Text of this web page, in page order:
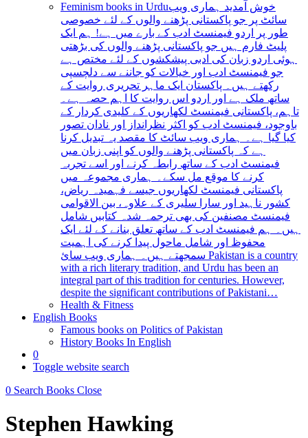
Feminism books in Urduخوش آمدید ہماری ویب
سائٹ پر جو پاکستانی پڑھنے والوں کے لئے خصوصی
طور پر اردو فیمنسٹ ادب کے بارے میں ہے! ہم ایک
پلیٹ فارم ہیں جو پاکستانی پڑھنے والوں کی بڑھتی
ہوئی اردو زبان کی ادبی پیشکشوں کے لئے مختص ہے
جو فیمنسٹ ادب اور خیالات کو جاننے سے دلچسپی
رکھتے ہیں۔ پاکستان ایک ماہر تحریری روایت کے
ساتھ ملک ہے اور اردو اس روایت کا اہم حصہ ہے۔
تاہم، پاکستانی فیمنسٹ لکھاریوں کے کلیدی کردار کے
باوجود، فیمنسٹ ادب کو اکثر نظرانداز اور نادان تصور
کیا گیا ہے۔ ہماری ویب سائٹ کا مقصد یہ تبدیل کرنا
ہے کہ پاکستانی پڑھنے والوں کو اپنی زبان میں
فیمنسٹ ادب کے ساتھ رابطہ کرنے اور اسے تجربہ
کرنے کا موقع مل سکے۔ ہماری مجموعہ میں
پاکستانی فیمنسٹ لکھاریوں جیسے فہمیدہ ریاض،
کشور ناہید اور سارا سلیری کے علاوہ، بین الاقوامی
فیمنسٹ مصنفین کی بھی ترجمہ شدہ کتابیں شامل
ہیں۔ ہم فیمنسٹ ادب کے ساتھ تعلق بنانے کے لئے ایک
محفوظ اور شامل ماحول پیدا کرنے کی اہمیت
سمجھتے ہیں۔ ہماری ویب سائ Pakistan is a country
with a rich literary tradition, and Urdu has been an
integral part of this tradition for centuries. However,
despite the significant contributions of Pakistani…
Health & Fitness
English Books
Famous books on Politics of Pakistan
History Books In English
0
Toggle website search
0 Search Books Close
Stephen Hawking